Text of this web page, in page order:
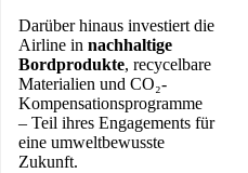
Darüber hinaus investiert die
Airline in nachhaltige
Bordprodukte, recycelbare
Materialien und CO₂-
Kompensationsprogramme
– Teil ihres Engagements für
eine umweltbewusste
Zukunft.